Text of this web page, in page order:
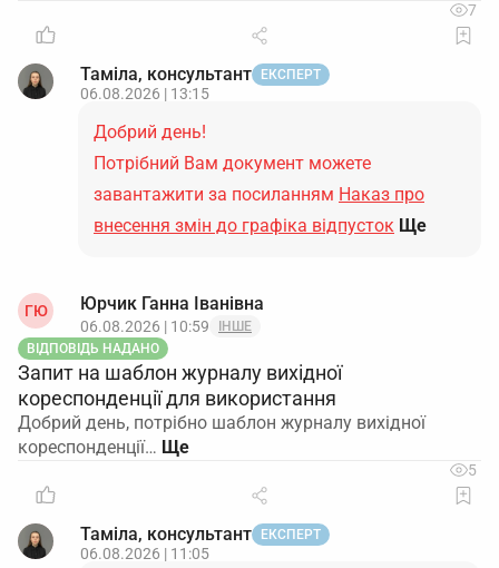
7
Таміла, консультант ЕКСПЕРТ
06.08.2026 | 13:15
Добрий день!
Потрібний Вам документ можете
завантажити за посиланням Наказ про
внесення змін до графіка відпусток Ще
ГЮ Юрчик Ганна Іванівна
06.08.2026 | 10:59
ІНШЕ
ВІДПОВІДЬ НАДАНО
Запит на шаблон журналу вихідної
кореспонденції для використання
Добрий день, потрібно шаблон журналу вихідної
кореспонденції…
5
Таміла, консультант ЕКСПЕРТ
06.08.2026 | 11:05